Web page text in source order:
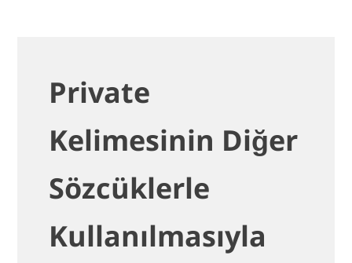
Private
Kelimesinin Diğer
Sözcüklerle
Kullanılmasıyla